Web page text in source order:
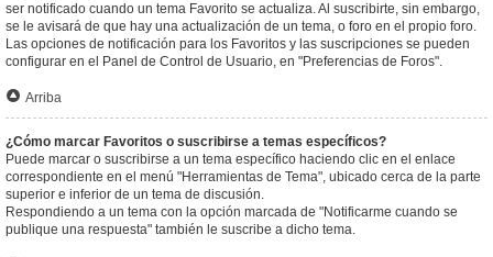
ser notificado cuando un tema Favorito se actualiza. Al suscribirte, sin embargo,
se le avisará de que hay una actualización de un tema, o foro en el propio foro.
Las opciones de notificación para los Favoritos y las suscripciones se pueden
configurar en el Panel de Control de Usuario, en "Preferencias de Foros".
Arriba
¿Cómo marcar Favoritos o suscribirse a temas específicos?
Puede marcar o suscribirse a un tema específico haciendo clic en el enlace
correspondiente en el menú "Herramientas de Tema", ubicado cerca de la parte
superior e inferior de un tema de discusión.
Respondiendo a un tema con la opción marcada de "Notificarme cuando se
publique una respuesta" también le suscribe a dicho tema.